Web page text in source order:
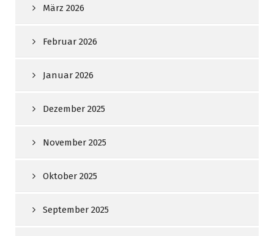
März 2026
Februar 2026
Januar 2026
Dezember 2025
November 2025
Oktober 2025
September 2025